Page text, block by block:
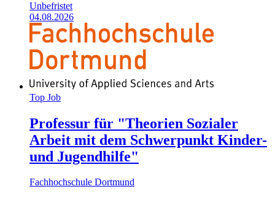
Unbefristet
04.08.2026
Top Job
Professur für "Theorien Sozialer
Arbeit mit dem Schwerpunkt Kinder-
und Jugendhilfe"
Fachhochschule Dortmund